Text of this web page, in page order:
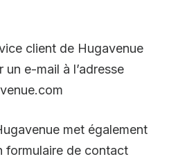
client de Hugavenue
e-mail à l’adresse
met également
formulaire de contact